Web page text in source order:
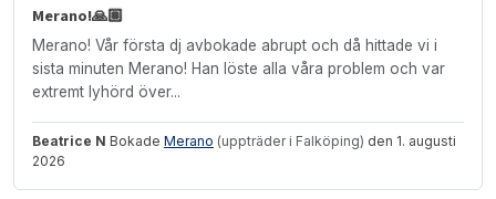
Merano!🙏🏽
Merano! Vår första dj avbokade abrupt och då hittade vi i
sista minuten Merano! Han löste alla våra problem och var
extremt lyhörd över...
Beatrice N Bokade Merano (uppträder i Falköping) den 1. augusti
2026